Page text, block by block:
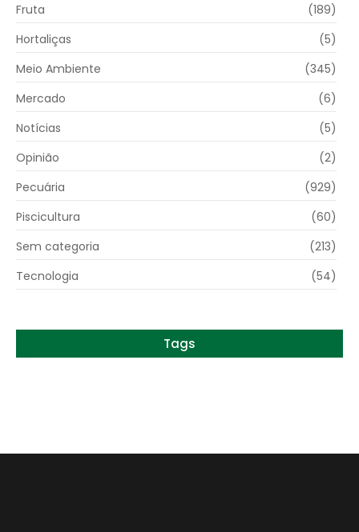
Fruta
(189)
Hortaliças
(5)
Meio Ambiente
(345)
Mercado
(6)
Notícias
(5)
Opinião
(2)
Pecuária
(929)
Piscicultura
(60)
Sem categoria
(213)
Tecnologia
(54)
Tags